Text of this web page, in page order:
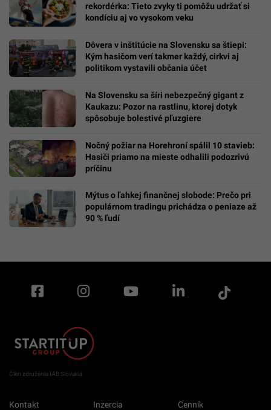
rekordérka: Tieto zvyky ti pomôžu udržať si
kondíciu aj vo vysokom veku
Dôvera v inštitúcie na Slovensku sa štiepi:
Kým hasičom verí takmer každý, cirkvi aj
politikom vystavili občania účet
Na Slovensku sa šíri nebezpečný gigant z
Kaukazu: Pozor na rastlinu, ktorej dotyk
spôsobuje bolestivé pľuzgiere
Nočný požiar na Horehroní spálil 10 stavieb:
Hasiči priamo na mieste odhalili podozrivú
príčinu
Mýtus o ľahkej finančnej slobode: Prečo pri
populárnom tradingu prichádza o peniaze až
90 % ľudí
Člen združenia IAB Slovakia
Kontakt Inzercia Cenník